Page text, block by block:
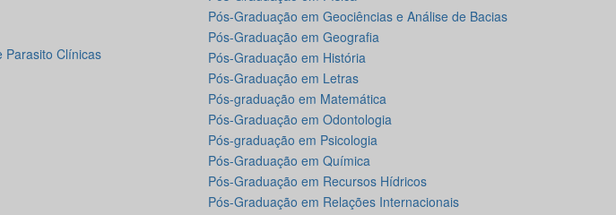
Parasito Clínicas
Pós-Graduação em Geociências e Análise de Bacias
Pós-Graduação em Geografia
Pós-Graduação em História
Pós-Graduação em Letras
Pós-graduação em Matemática
Pós-Graduação em Odontologia
Pós-graduação em Psicologia
Pós-Graduação em Química
Pós-Graduação em Recursos Hídricos
Pós-Graduação em Relações Internacionais